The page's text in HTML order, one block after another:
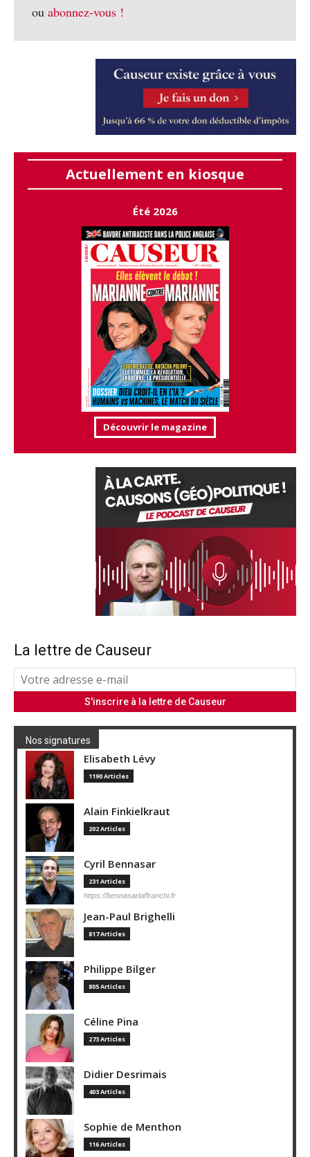
ou abonnez-vous !
Actuellement en kiosque
Été 2026
Découvrir le magazine
La lettre de Causeur
Nos signatures
Elisabeth Lévy
1190 Articles
Alain Finkielkraut
202 Articles
Cyril Bennasar
231 Articles
https://bennasarlaffranchi.fr
Jean-Paul Brighelli
817 Articles
Philippe Bilger
805 Articles
Céline Pina
273 Articles
Didier Desrimais
403 Articles
Sophie de Menthon
116 Articles